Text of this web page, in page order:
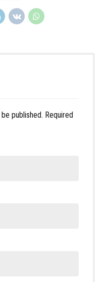
published. Required